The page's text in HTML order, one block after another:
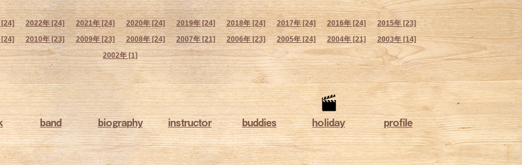
2022年 [24] 2021年 [24] 2020年 [24] 2019年 [24] 2018年 [24] 2017年 [24] 2016年 [24]
2015年 [23]
[24] 2010年 [23] 2009年 [23] 2008年 [24] 2007年 [21] 2006年 [23] 2005年 [24] 2004年 [21]
2003年 [14]
2002年 [1]
band biography instructor buddies holiday profile